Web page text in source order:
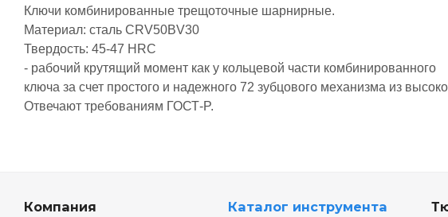
Ключи комбинированные трещоточные шарнирные.
Материал: сталь CRV50BV30
Твердость: 45-47 HRC
- рабочий крутящий момент как у кольцевой части комбинированного
ключа за счет простого и надежного 72 зубцового механизма из
Отвечают требованиям ГОСТ-P.
Компания Каталог инструмента